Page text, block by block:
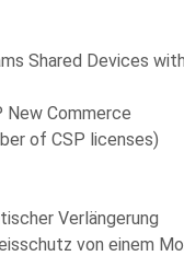
Shared Devices
New Commerce
of CSP licenses)
Verlängerung
von einem